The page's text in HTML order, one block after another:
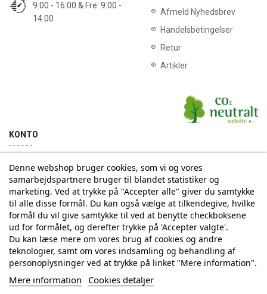
9:00 - 16:00 & Fre: 9:00 -
14:00
Afmeld Nyhedsbrev
Handelsbetingelser
Retur
Artikler
KONTO
Min konto Ordrehistorik
Tilmelding til Nyhedsbrev
Vi deler aldrig din email-adresse med tredjepart
Tilmeld
Denne webshop bruger cookies, som vi og vores
samarbejdspartnere bruger til blandet statistiker og
marketing. Ved at trykke på "Accepter alle" giver du samtykke
til alle disse formål. Du kan også vælge at tilkendegive, hvilke
formål du vil give samtykke til ved at benytte checkboksene
ud for formålet, og derefter trykke på 'Accepter valgte'.
Du kan læse mere om vores brug af cookies og andre
teknologier, samt om vores indsamling og behandling af
personoplysninger ved at trykke på linket "Mere information".
Mere information Cookies detaljer